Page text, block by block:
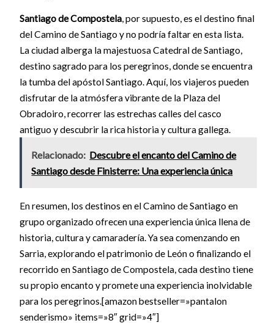
Santiago de Compostela, por supuesto, es el destino final
del Camino de Santiago y no podría faltar en esta lista.
La ciudad alberga la majestuosa Catedral de Santiago,
destino sagrado para los peregrinos, donde se encuentra
la tumba del apóstol Santiago. Aquí, los viajeros pueden
disfrutar de la atmósfera vibrante de la Plaza del
Obradoiro, recorrer las estrechas calles del casco
antiguo y descubrir la rica historia y cultura gallega.
Relacionado: Descubre el encanto del Camino de
Santiago desde Finisterre: Una experiencia única
En resumen, los destinos en el Camino de Santiago en
grupo organizado ofrecen una experiencia única llena de
historia, cultura y camaradería. Ya sea comenzando en
Sarria, explorando el patrimonio de León o finalizando el
recorrido en Santiago de Compostela, cada destino tiene
su propio encanto y promete una experiencia inolvidable
para los peregrinos.[amazon bestseller=»pantalon
senderismo» items=»8″ grid=»4″]